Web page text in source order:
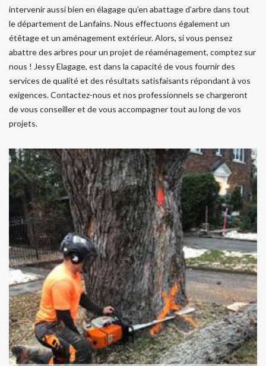
intervenir aussi bien en élagage qu’en abattage d’arbre dans tout
le département de Lanfains. Nous effectuons également un
étêtage et un aménagement extérieur. Alors, si vous pensez
abattre des arbres pour un projet de réaménagement, comptez sur
nous ! Jessy Elagage, est dans la capacité de vous fournir des
services de qualité et des résultats satisfaisants répondant à vos
exigences. Contactez-nous et nos professionnels se chargeront
de vous conseiller et de vous accompagner tout au long de vos
projets.